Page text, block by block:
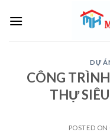
DỰ
CÔNG
THỰ
POSTED ON